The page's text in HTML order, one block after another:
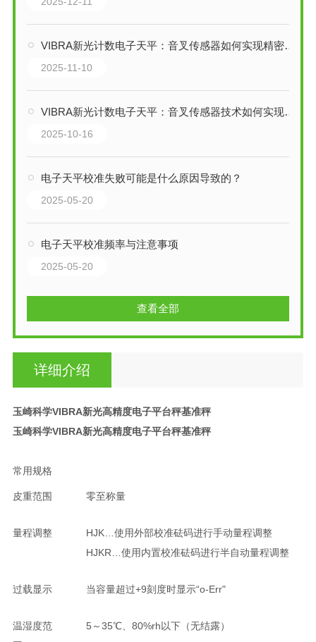
VIBRA新光计数电子天平：音叉传感器如何实现精密称重？
2025-11-10
VIBRA新光计数电子天平：音叉传感器技术如何实现精密称重？
2025-10-16
电子天平校准失败可能是什么原因导致的？
2025-05-20
电子天平校准频率与注意事项
2025-05-20
查看全部
详细介绍
玉崎科学VIBRA新光高精度电子平台秤基准秤
玉崎科学VIBRA新光高精度电子平台秤基准秤
常用规格
皮重范围 零至称量
量程调整
HJK…使用外部校准砝码进行手动量程调整
HJKR…使用内置校准砝码进行半自动量程调整
过载显示 当容量超过+9刻度时显示“o-Err"
温湿度范
5～35℃、80%rh以下（无结露）